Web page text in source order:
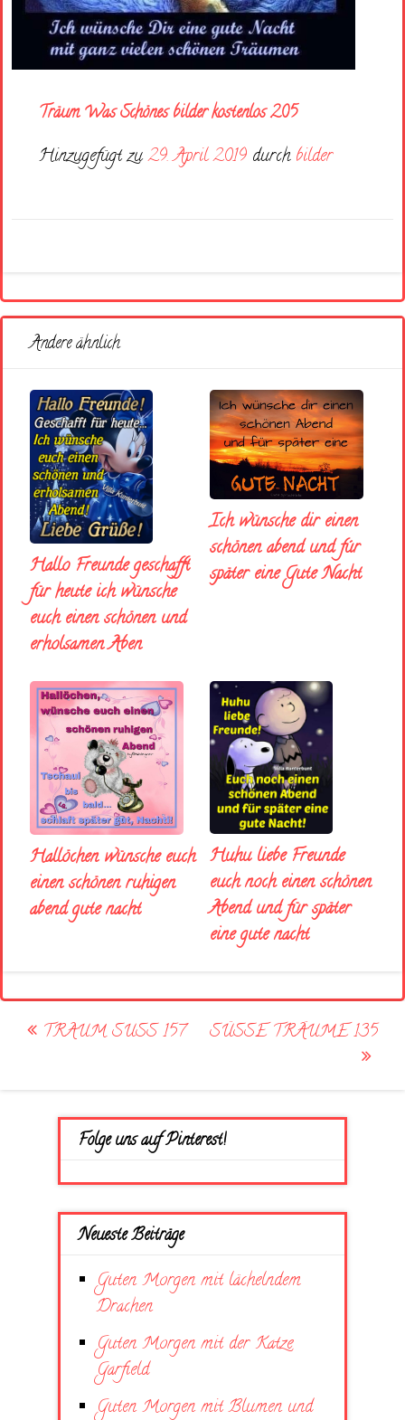
Träum Was Schönes bilder kostenlos 205
Hinzugefügt zu29. April 2019 durch bilder
Andere ähnlich
Hallo Freunde geschafft
für heute ich wünsche
euch einen schönen und
erholsamen Aben
Ich wünsche dir einen
schönen abend und fúr
später eine Gute Nacht
Hallöchen wünsche euch
einen schönen ruhigen
abend gute nacht
Huhu liebe Freunde
euch noch einen schönen
Abend und für später
eine gute nacht
Post
TRAUM SUSS 157 SÜSSE TRÄUME 135
Folge uns auf Pinterest!
Neueste Beiträge
Guten Morgen mit lächelndem
Drachen
Guten Morgen mit der Katze
Garfield
Guten Morgen mit Blumen und